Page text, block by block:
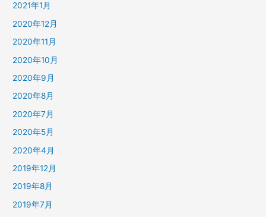
2021年1月
2020年12月
2020年11月
2020年10月
2020年9月
2020年8月
2020年7月
2020年5月
2020年4月
2019年12月
2019年8月
2019年7月